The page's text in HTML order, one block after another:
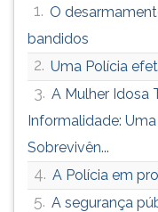
1. O
bandidos
2. Uma Polícia
3. A Mulher Idosa
Informalidade:
Sobrevivên...
4. A Polícia em
5. A segurança